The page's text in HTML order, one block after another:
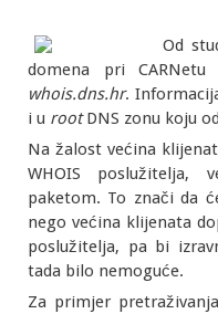
Od
domena pri
whois.dns.hr.
i u rootDNS zonu koju
Na žalost većina
WHOIS poslužitelja,
paketom. To znači da
nego većina klijenata
poslužitelja, pa bi
tada bilo nemoguće.
Za primjer